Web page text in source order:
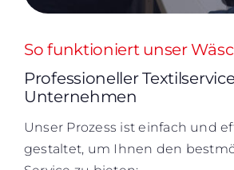
So funktioniert unser
Professioneller
Unternehmen
Unser Prozess ist einfach und
gestaltet, um Ihnen den